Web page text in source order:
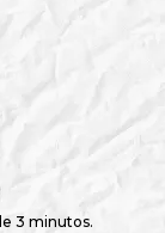
3 minutos.